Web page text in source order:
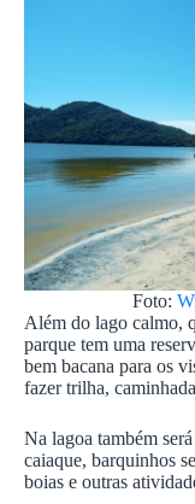
Foto:
Além do lago calmo,
parque tem uma
bem bacana para os
fazer trilha,
Na lagoa também
caiaque, barquinhos
boias e outras